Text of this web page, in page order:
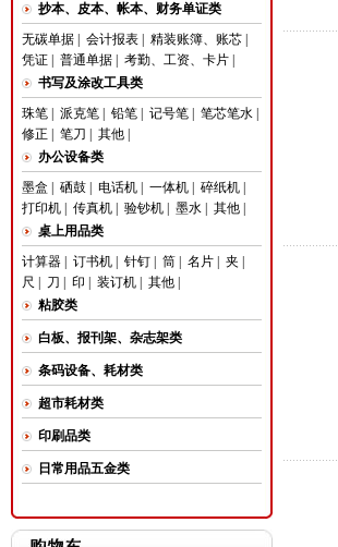
抄本、皮本、帐本、财务单证类
无碳单据| 会计报表| 精装账簿、账芯|
凭证| 普通单据| 考勤、工资、卡片|
书写及涂改工具类
珠笔| 派克笔| 铅笔| 记号笔| 笔芯笔水|
修正
笔刀 其他|
办公设备类
墨盒
硒鼓| 电话机| 一体机| 碎纸机|
打印机| 传真机| 验钞机| 墨水| 其他|
桌上用品类
计算器| 订书机| 针钉| 筒| 名片| 夹
尺
刀 印 装订机| 其他|
粘胶类
白板、报刊架、杂志架类
条码设备、耗材类
超市耗材类
印刷品类
日常用品五金类